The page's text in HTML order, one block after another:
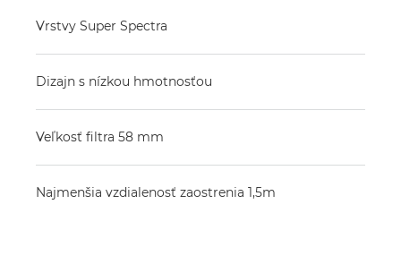
Vrstvy Super Spectra
Dizajn s nízkou hmotnosťou
Veľkosť filtra 58 mm
Najmenšia vzdialenosť zaostrenia 1,5m